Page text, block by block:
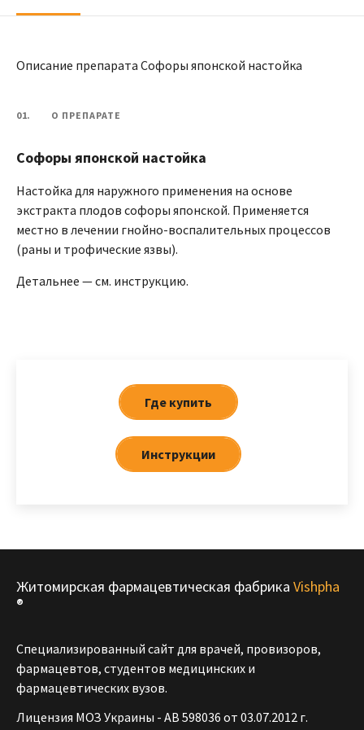
Описание препарата Софоры японской настойка
01. О ПРЕПАРАТЕ
Софоры японской настойка
Настойка для наружного применения на основе
экстракта плодов софоры японской. Применяется
местно в лечении гнойно-воспалительных процессов
(раны и трофические язвы).
Детальнее — см. инструкцию.
Где купить
Инструкции
Житомирская фармацевтическая фабрика Vishpha
®
Специализированный сайт для врачей, провизоров,
фармацевтов, студентов медицинских и
фармацевтических вузов.
Лицензия МОЗ Украины - АВ 598036 от 03.07.2012 г.